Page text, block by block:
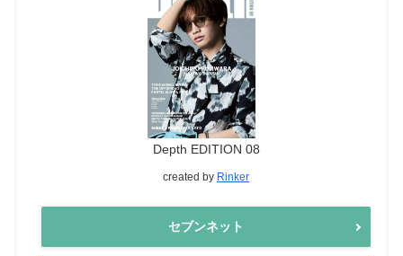
Depth EDITION 08
created by Rinker
セブンネット